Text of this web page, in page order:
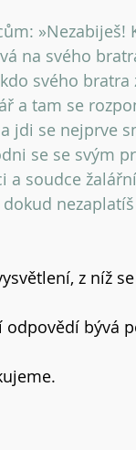
»Nezabiješ!
na svého
svého bratra
a tam se
jdi se nejprve
se se svým
a soudce
z níž
odpovědí bývá